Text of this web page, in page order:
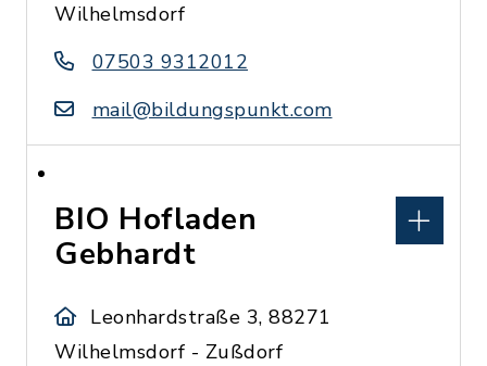
Wilhelmsdorf
07503 9312012
mail@bildungspunkt.com
BIO Hofladen
Gebhardt
Leonhardstraße 3, 88271
Wilhelmsdorf - Zußdorf